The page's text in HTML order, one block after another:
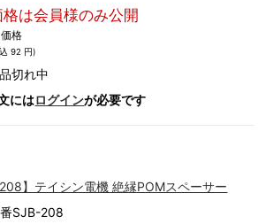
は会員様のみ公開
格
92 円)
品切れ中
にはログインが必要です
208】テイシン電機 絶縁POMスペーサー
SJB-208